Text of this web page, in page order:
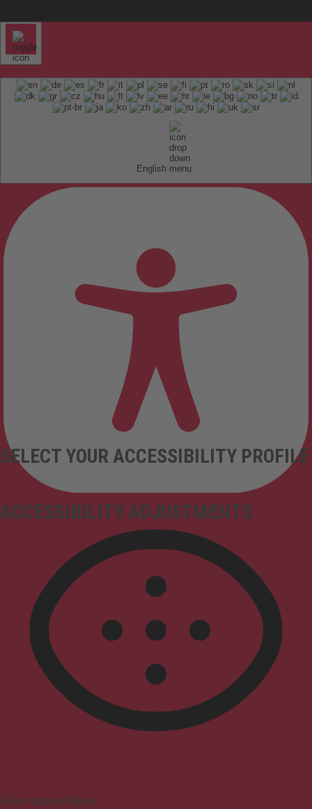
English
ACCESSIBILITY ADJUSTMENTS
SELECT YOUR ACCESSIBILITY PROFILE
Vision Impaired Mode